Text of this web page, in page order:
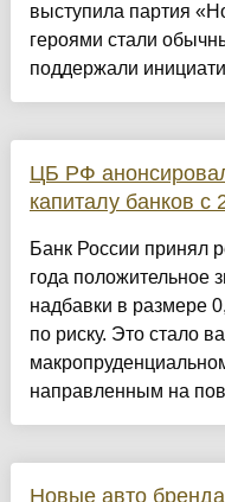
выступила партия
героями стали
поддержали
ЦБ РФ
капиталу банков с
Банк России принял
года положительное
надбавки в размере
по риску. Это стало
направленным на
Новые авто